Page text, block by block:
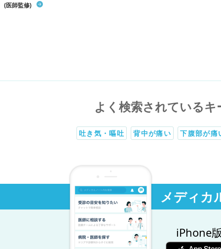
(医師監修)
よく検索されているキ
吐き気・嘔吐 背中が痛い 下腹部が痛
メディカ
iPhone